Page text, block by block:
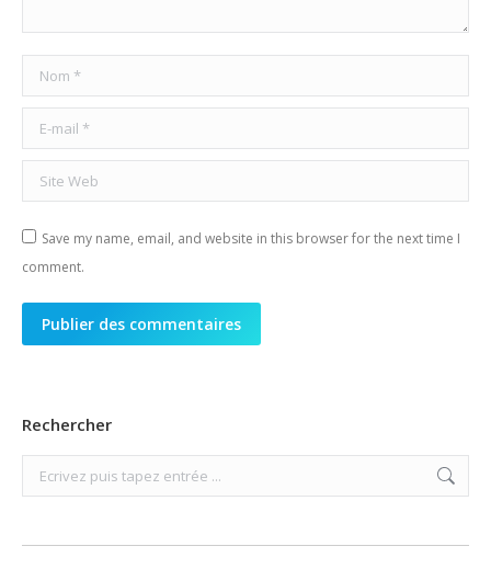
Nom *
E-mail *
Site Web
Save my name, email, and website in this browser for the next time I
comment.
Publier des commentaires
Rechercher
Search: